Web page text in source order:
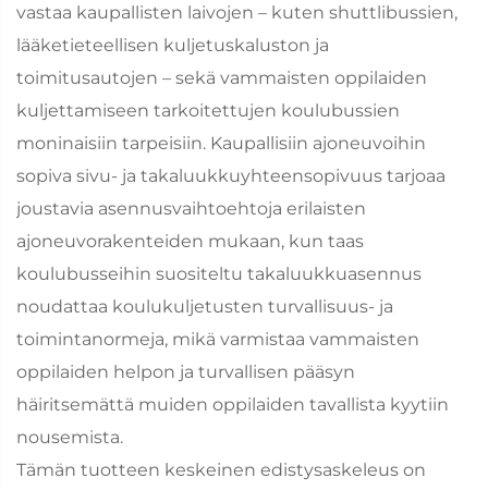
vastaa kaupallisten laivojen – kuten shuttlibussien,
lääketieteellisen kuljetuskaluston ja
toimitusautojen – sekä vammaisten oppilaiden
kuljettamiseen tarkoitettujen koulubussien
moninaisiin tarpeisiin. Kaupallisiin ajoneuvoihin
sopiva sivu- ja takaluukkuyhteensopivuus tarjoaa
joustavia asennusvaihtoehtoja erilaisten
ajoneuvorakenteiden mukaan, kun taas
koulubusseihin suositeltu takaluukkuasennus
noudattaa koulukuljetusten turvallisuus- ja
toimintanormeja, mikä varmistaa vammaisten
oppilaiden helpon ja turvallisen pääsyn
häiritsemättä muiden oppilaiden tavallista kyytiin
nousemista.
Tämän tuotteen keskeinen edistysaskeleus on